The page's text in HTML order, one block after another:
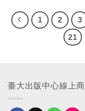
1 2 3
21
臺大出版中心線上